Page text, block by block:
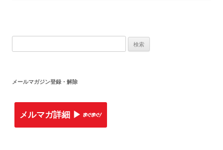
メールマガジン登録・解除
メルマガ詳細 ▶︎